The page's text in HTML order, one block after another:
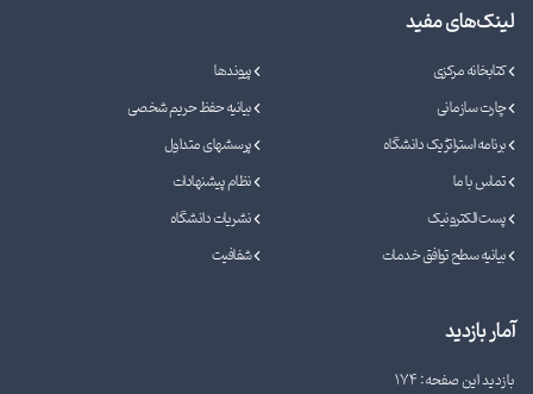
لینک‌های مفید
کتابخانه مرکزی
پیوندها
چارت سازمانی
بیانیه حفظ حریم شخصی
برنامه استراتژیک دانشگاه
پرسشهای متداول
تماس با ما
نظام پیشنهادات
پست الکترونیک
نشریات دانشگاه
بیانیه سطح توافق خدمات
شفافیت
آمار بازدید
بازدید این صفحه: 174